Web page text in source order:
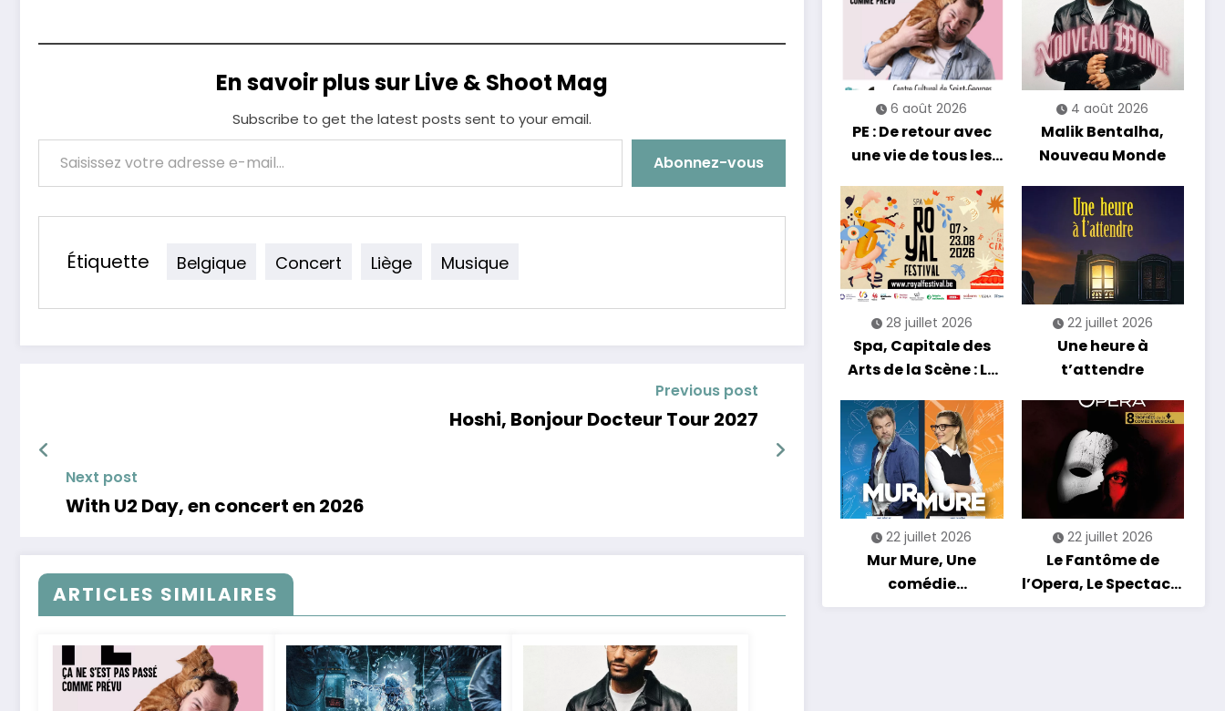
En savoir plus sur Live & Shoot Mag
Subscribe to get the latest posts sent to your email.
Saisissez votre adresse e-mail…
Abonnez-vous
Étiquette Belgique Concert Liège Musique
Previous post
Hoshi, Bonjour Docteur Tour 2027
Next post
With U2 Day, en concert en 2026
ARTICLES SIMILAIRES
6 août 2026
PE : De retour avec
une vie de tous les
4 août 2026
Malik Bentalha,
Nouveau Monde
28 juillet 2026
Spa, Capitale des
Arts de la Scène : Le
est Lancé !
22 juillet 2026
Une heure à
t’attendre
22 juillet 2026
Mur Mure, Une
comédie
romantique en
22 juillet 2026
Le Fantôme de
l’Opera, Le Spectacle
Musical